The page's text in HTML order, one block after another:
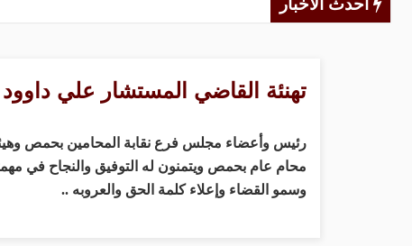
أحدث الأخبار
تهنئة القاضي المستشار علي
رئيس وأعضاء مجلس فرع نقابة المحامين بحمص وهيئته
محام عام بحمص ويتمنون له التوفيق والنجاح في
وسمو القضاء وإعلاء كلمة الحق والعروبه ..